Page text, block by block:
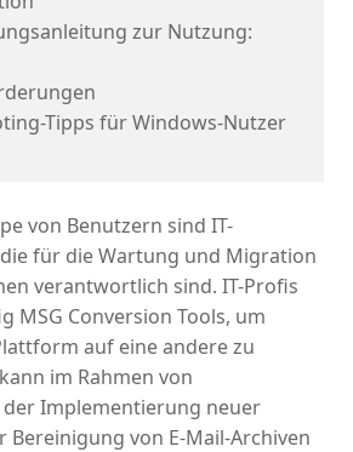
zur Nutzung:
Tipps für Windows-Nutzer
von Benutzern sind IT-
für die Wartung und Migration
verantwortlich sind. IT-Profis
MSG Conversion Tools, um
auf eine andere zu
im Rahmen von
Implementierung neuer
Bereinigung von E-Mail-Archiven